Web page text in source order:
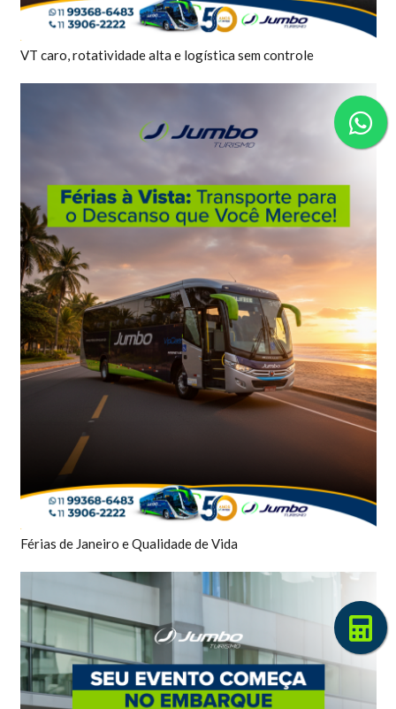
VT caro, rotatividade alta e logística sem controle
Férias de Janeiro e Qualidade de Vida